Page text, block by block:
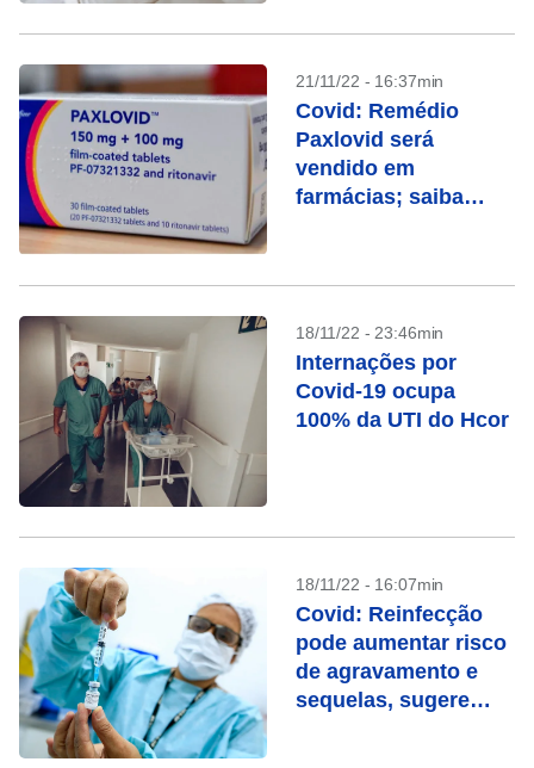
21/11/22 - 16:37min
Covid: Remédio
Paxlovid será
vendido em
farmácias; saiba
18/11/22 - 23:46min
Internações por
Covid-19 ocupa
100% da UTI do Hcor
18/11/22 - 16:07min
Covid: Reinfecção
pode aumentar risco
de agravamento e
sequelas, sugere